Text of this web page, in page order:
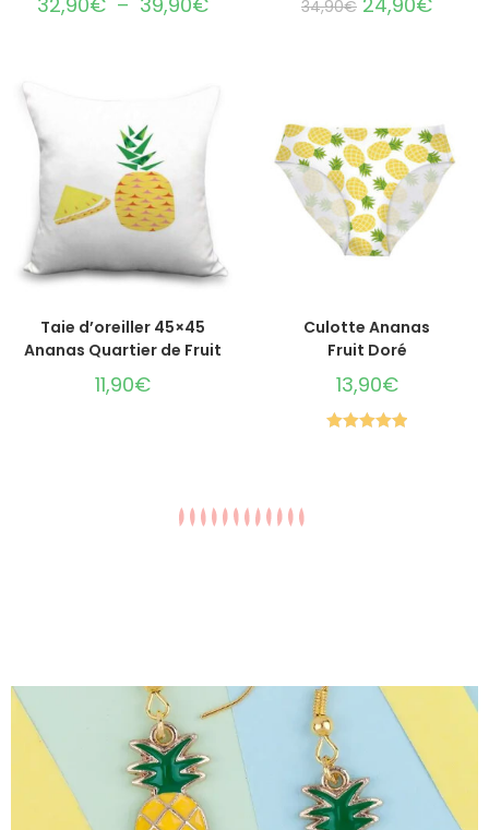
34,90€
AJOUTER AU PANIER
Taie d’oreiller 45×45
Ananas Quartier de Fruit
11,90€
Culotte Ananas
Fruit Doré
13,90€